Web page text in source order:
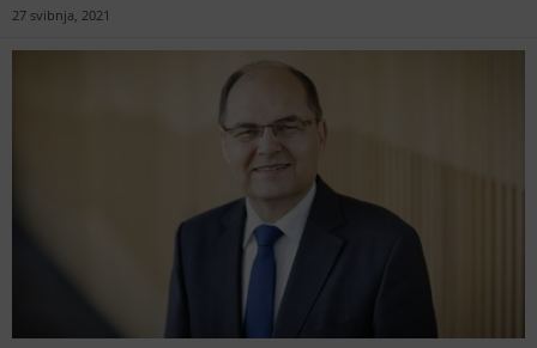
27 svibnja, 2021